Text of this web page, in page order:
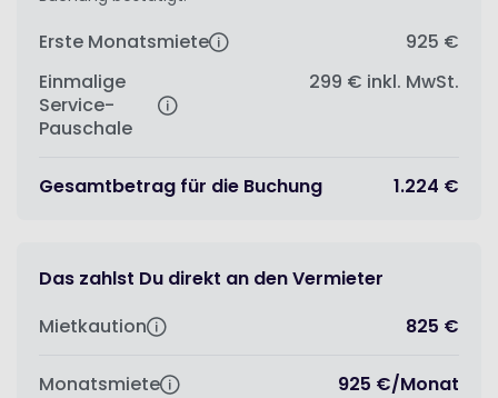
Erste Monatsmiete
925 €
Einmalige
Service-
Pauschale
299 € inkl. MwSt.
Gesamtbetrag für die Buchung 1.224 €
Das zahlst Du direkt an den Vermieter
Mietkaution
825 €
Monatsmiete 925 €/Monat